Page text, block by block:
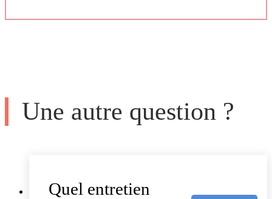
Une autre question ?
Quel entretien